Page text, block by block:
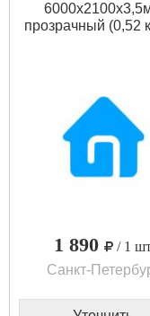
прозрачный (0,52
1 890
/ 1
Санкт-